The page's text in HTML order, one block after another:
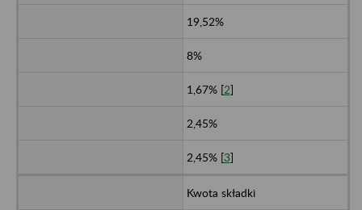
19,52%
8%
1,67% [2]
2,45%
2,45% [3]
Kwota składki